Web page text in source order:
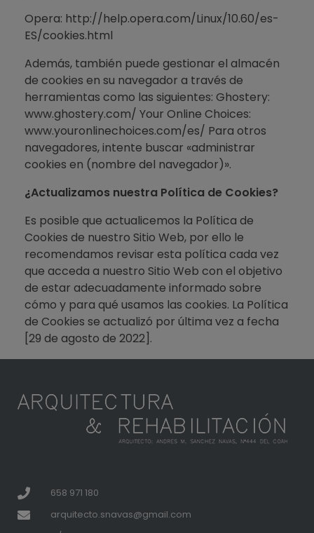
Opera: http://help.opera.com/Linux/10.60/es-
ES/cookies.html
Además, también puede gestionar el almacén
de cookies en su navegador a través de
herramientas como las siguientes: Ghostery:
www.ghostery.com/ Your Online Choices:
www.youronlinechoices.com/es/ Para otros
navegadores, intente buscar «administrar
cookies en (nombre del navegador)».
¿Actualizamos nuestra Política de Cookies?
Es posible que actualicemos la Política de
Cookies de nuestro Sitio Web, por ello le
recomendamos revisar esta política cada vez
que acceda a nuestro Sitio Web con el objetivo
de estar adecuadamente informado sobre
cómo y para qué usamos las cookies. La Política
de Cookies se actualizó por última vez a fecha
[29 de agosto de 2022].
658 971 180
arquitecto.snavas@gmail.com